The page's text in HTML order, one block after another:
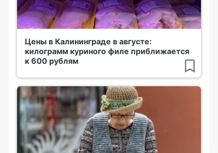
Цены в Калининграде в августе:
килограмм куриного филе приближается
к 600 рублям